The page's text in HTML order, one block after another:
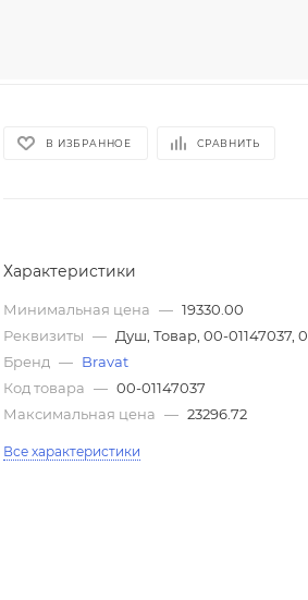
В ИЗБРАННОЕ СРАВНИТЬ
Характеристики
Минимальная цена — 19330.00
Реквизиты — Душ, Товар, 00-01147037, 0
Бренд — Bravat
Код товара — 00-01147037
Максимальная цена — 23296.72
Все характеристики